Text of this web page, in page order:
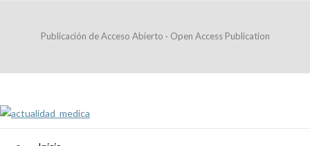
Publicación de Acceso Abierto · Open Access Publication